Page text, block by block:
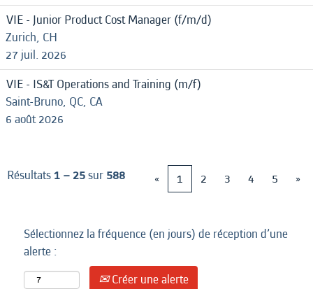
VIE - Junior Product Cost Manager (f/m/d)
Zurich, CH
27 juil. 2026
VIE - IS&T Operations and Training (m/f)
Saint-Bruno, QC, CA
6 août 2026
Résultats1 – 25sur 588 « 1 2 3 4 5 »
Sélectionnez la fréquence (en jours) de réception d’une
alerte :
Créer une alerte